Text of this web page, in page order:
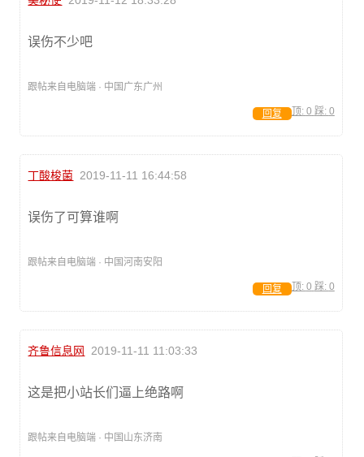
误伤不少吧
跟帖来自电脑端 · 中国广东广州
顶: 0 踩: 0
回复
丁酸梭菌 2019-11-11 16:44:58
误伤了可算谁啊
跟帖来自电脑端 · 中国河南安阳
顶: 0 踩: 0
回复
齐鲁信息网 2019-11-11 11:03:33
这是把小站长们逼上绝路啊
跟帖来自电脑端 · 中国山东济南